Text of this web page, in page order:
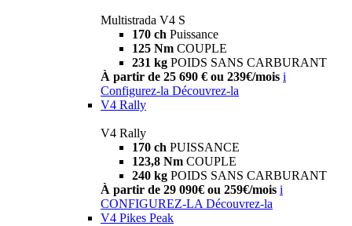
Multistrada V4 S
170 ch Puissance
125 Nm COUPLE
231 kg POIDS SANS CARBURANT
À partir de 25 690 € ou 239€/mois i
Configurez-la Découvrez-la
V4 Rally
V4 Rally
170 ch PUISSANCE
123,8 Nm COUPLE
240 kg POIDS SANS CARBURANT
À partir de 29 090€ ou 259€/mois i
CONFIGUREZ-LA Découvrez-la
V4 Pikes Peak